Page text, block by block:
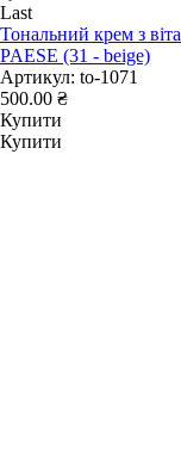
Last
Тональний крем з
PAESE (31 - beige)
Артикул: to-1071
500.00 ₴
Купити
Купити